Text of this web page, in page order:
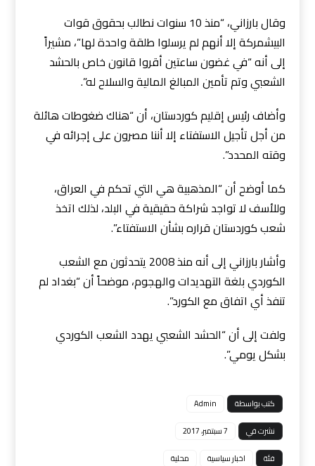
وقال بارزاني، “منذ 10 سنوات نطالب بحقوق قوات
البيشمركة إلا أنهم لم يرسلوا طلقة واحدة لها”، مشيراً
إلى أنه “في غضون ساعتين أقروا قانون خاص بالحشد
الشعبي وتم تأمين المبالغ المالية والسلاح له”.
وأضاف رئيس إقليم كوردستان، أن “هناك ضغوطات هائلة
من أجل تأجيل الاستفتاء إلا أننا مصرون على إجرائه في
وقته المحدد”.
كما أوضح أن “المذهبية هي التي تحكم في العراق،
وللأسف لا تواجد شراكة حقيقية في البلد، لذلك اتخذ
شعب كوردستان قراره بشأن الاستفتاء”.
وأشار بارزاني إلى أنه منذ 2008 يتحدثون مع الشعب
الكوردي بلغة التهديدات والهجوم، موضحاً أن “بغداد لم
تنفذ أي اتفاق مع الكورد”.
ولفت إلى أن “الحشد الشعبي يهدد الشعب الكوردي
بشكل يومي”.
كتب بواسطة
Admin
نشرت في
7 سبتمبر، 2017
فئة
اخبار سياسية محلية